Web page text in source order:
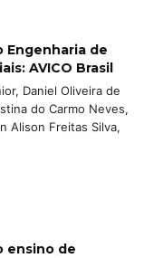
Engenharia de
AVICO Brasil
Daniel Oliveira de
do Carmo Neves,
Alison Freitas Silva,
ensino de